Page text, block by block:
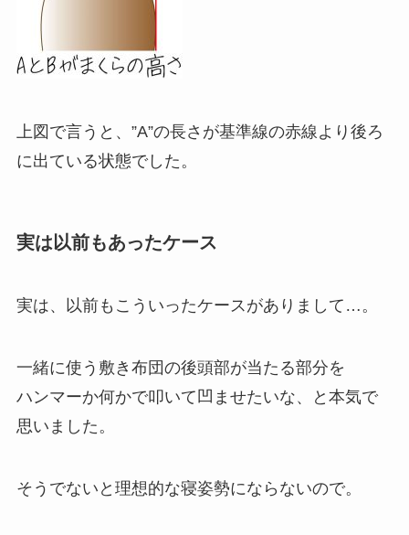
上図で言うと、”A”の長さが基準線の赤線より後ろ
に出ている状態でした。
実は以前もあったケース
実は、以前もこういったケースがありまして…。
一緒に使う敷き布団の後頭部が当たる部分を
ハンマーか何かで叩いて凹ませたいな、と本気で
思いました。
そうでないと理想的な寝姿勢にならないので。